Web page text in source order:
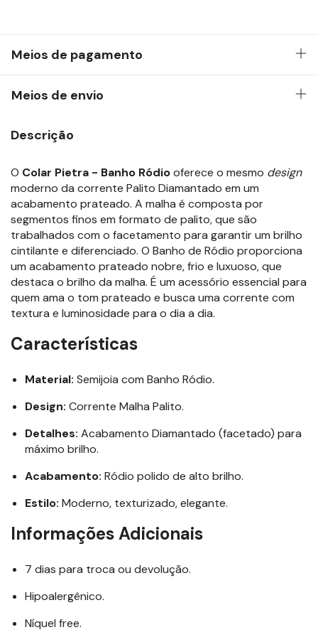
Meios de pagamento
Meios de envio
Descrição
O Colar Pietra - Banho Ródiooferece o mesmo design
moderno da corrente Palito Diamantado em um
acabamento prateado. A malha é composta por
segmentos finos em formato de palito, que são
trabalhados com o facetamento para garantir um brilho
cintilante e diferenciado. O Banho de Ródio proporciona
um acabamento prateado nobre, frio e luxuoso, que
destaca o brilho da malha. É um acessório essencial para
quem ama o tom prateado e busca uma corrente com
textura e luminosidade para o dia a dia.
Características
Material: Semijoia com Banho Ródio.
Design: Corrente Malha Palito.
Detalhes: Acabamento Diamantado (facetado) para
máximo brilho.
Acabamento: Ródio polido de alto brilho.
Estilo: Moderno, texturizado, elegante.
Informações Adicionais
7 dias para troca ou devolução.
Hipoalergênico.
Níquel free.